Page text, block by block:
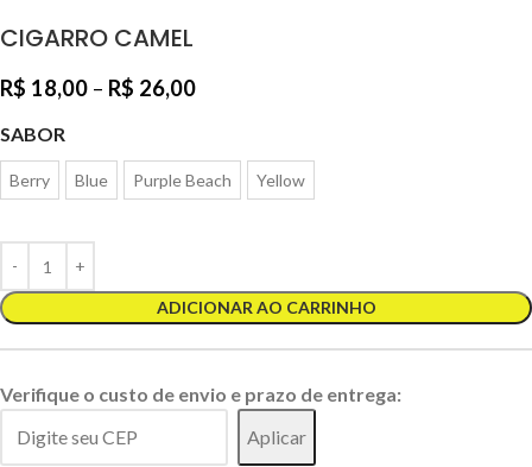
CIGARRO CAMEL
R$ 18,00 – R$ 26,00
SABOR
Berry Blue Purple Beach Yellow
ADICIONAR AO CARRINHO
Verifique o custo de envio e prazo de entrega:
Aplicar